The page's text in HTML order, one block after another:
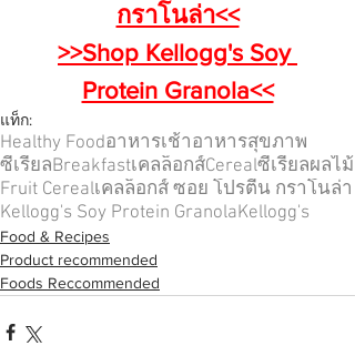
กราโนล่า<<
>>Shop Kellogg's Soy
Protein Granola<<
แท็ก:
Healthy Foodอาหารเช้าอาหารสุขภาพ
ซีเรียลBreakfastเคลล็อกส์Cerealซีเรียลผลไม้
Fruit Cerealเคลล็อกส์ ซอย โปรตีน กราโนล่า
Kellogg's Soy Protein GranolaKellogg's
Food & Recipes
Product recommended
Foods Reccommended